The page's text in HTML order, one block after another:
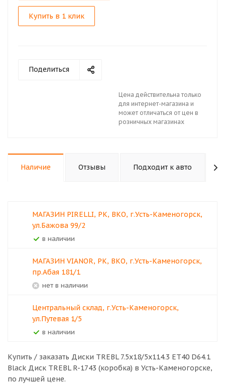
Купить в 1 клик
Поделиться
Цена действительна только
для интернет-магазина и
может отличаться от цен в
розничных магазинах
Наличие Отзывы Подходит к авто
МАГАЗИН PIRELLI, РК, ВКО, г.Усть-Каменогорск,
ул.Бажова 99/2
В наличии
МАГАЗИН VIANOR, РК, ВКО, г.Усть-Каменогорск,
пр.Абая 181/1
Нет в наличии
Центральный склад, г.Усть-Каменогорск,
ул.Путевая 1/5
В наличии
Купить / заказать Диски TREBL 7.5x18/5x114.3 ET40 D64.1
Black Диск TREBL R-1743 (коробка) в Усть-Каменогорске,
по лучшей цене.